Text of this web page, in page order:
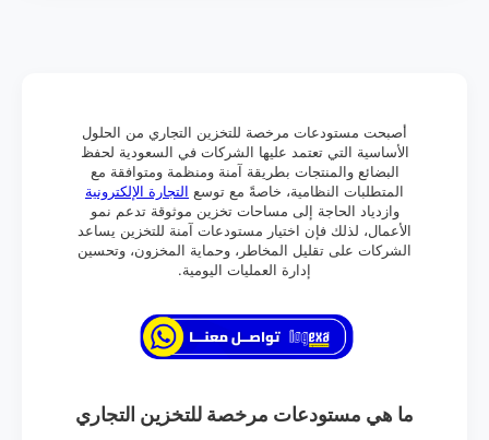
أصبحت مستودعات مرخصة للتخزين التجاري من الحلول
الأساسية التي تعتمد عليها الشركات في السعودية لحفظ
البضائع والمنتجات بطريقة آمنة ومنظمة ومتوافقة مع
المتطلبات النظامية، خاصةً مع توسع التجارة الإلكترونية
وازدياد الحاجة إلى مساحات تخزين موثوقة تدعم نمو
الأعمال، لذلك فإن اختيار مستودعات آمنة للتخزين يساعد
الشركات على تقليل المخاطر، وحماية المخزون، وتحسين
إدارة العمليات اليومية.
ما هي مستودعات مرخصة للتخزين التجاري